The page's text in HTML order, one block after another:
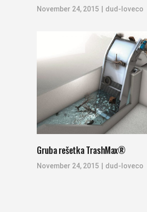
November 24, 2015 dud-loveco
Gruba rešetka TrashMax®
November 24, 2015 dud-loveco